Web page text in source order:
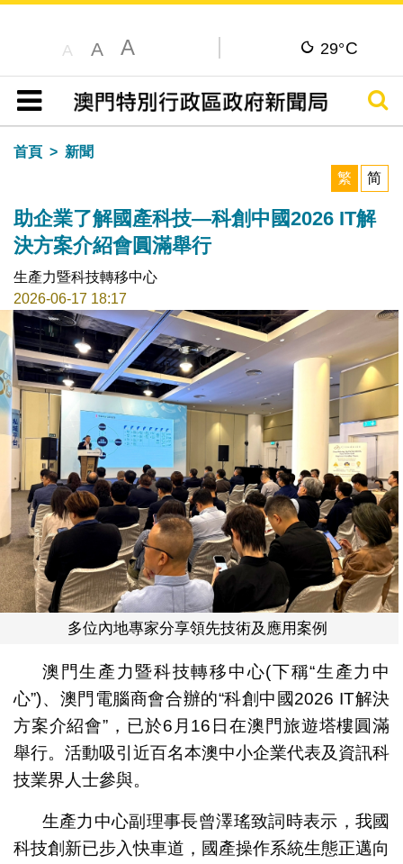
A A A 29°C
目錄
搜尋
首頁
新聞
繁
简
助企業了解國產科技—科創中國2026 IT解
決方案介紹會圓滿舉行
生產力暨科技轉移中心
2026-06-17 18:17
多位內地專家分享領先技術及應用案例
澳門生產力暨科技轉移中心(下稱“生產力中
心”)、澳門電腦商會合辦的“科創中國2026 IT解決
方案介紹會”，已於6月16日在澳門旅遊塔樓圓滿
舉行。活動吸引近百名本澳中小企業代表及資訊科
技業界人士參與。
生產力中心副理事長曾澤瑤致詞時表示，我國
科技創新已步入快車道，國產操作系統生態正邁向